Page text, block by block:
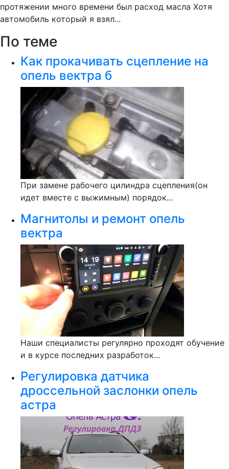
протяжении много времени был расход масла Хотя
автомобиль который я взял...
По теме
Как прокачивать сцепление на
опель вектра б
При замене рабочего цилиндра сцепления(он
идет вместе с выжимным) порядок...
Магнитолы и ремонт опель
вектра
Наши специалисты регулярно проходят обучение
и в курсе последних разработок...
Регулировка датчика
дроссельной заслонки опель
астра